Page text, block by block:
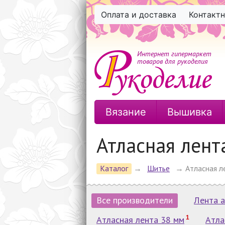
Оплата и доставка
Интернет гипермаркет
товаров для рукоделия
Вязание Вышивка
Атласная
Каталог → Шитье → Атласная
Все производители Лента
Атласная лента 38 мм 1